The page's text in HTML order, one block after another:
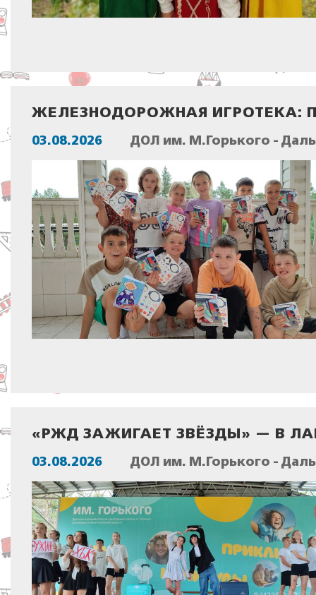
ЖЕЛЕЗНОДОРОЖНАЯ ИГРОТЕКА:
03.08.2026 ДОЛ им. М.Горького -
«РЖД ЗАЖИГАЕТ ЗВЁЗДЫ» — В
03.08.2026 ДОЛ им. М.Горького -